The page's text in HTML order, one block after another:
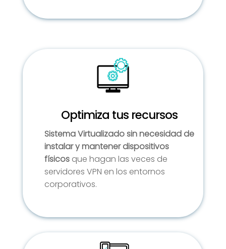
Optimiza tus recursos
Sistema Virtualizado sin necesidad de
instalar y mantener dispositivos
físicosque hagan las veces de
servidores VPN en los entornos
corporativos.